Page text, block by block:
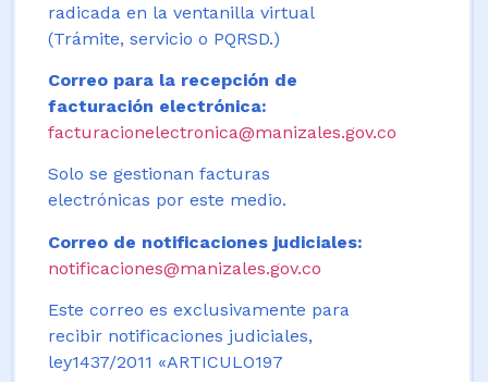
radicada en la ventanilla virtual
(Trámite, servicio o PQRSD.)
Correo para la recepción de
facturación electrónica:
facturacionelectronica@manizales.gov.co
Solo se gestionan facturas
electrónicas por este medio.
Correo de notificaciones judiciales:
notificaciones@manizales.gov.co
Este correo es exclusivamente para
recibir notificaciones judiciales,
ley1437/2011 «ARTICULO197